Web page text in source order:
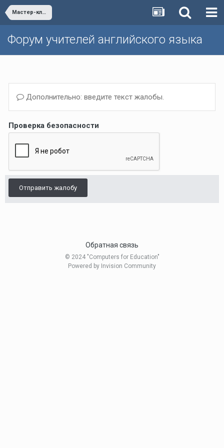
Мастер-классы
Форум учителей английского языка
Дополнительно: введите текст жалобы.
Проверка безопасности
Отправить жалобу
Обратная связь
© 2024 "Computers for Education"
Powered by Invision Community